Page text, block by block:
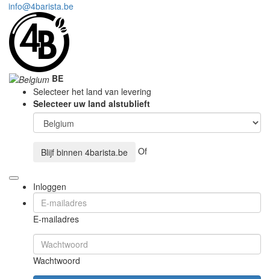
info@4barista.be
BE
Selecteer het land van levering
Selecteer uw land alstublieft
Blijf binnen 4barista.be Of
Inloggen
E-mailadres
Wachtwoord